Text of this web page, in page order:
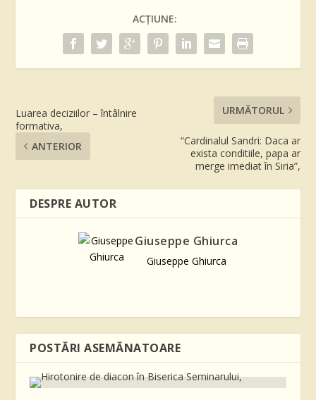
ACȚIUNE:
Luarea deciziilor – întâlnire
formativa,
ANTERIOR
URMĂTORUL
“Cardinalul Sandri: Daca ar
exista conditiile, papa ar
merge imediat în Siria”,
DESPRE AUTOR
Giuseppe Ghiurca
Giuseppe Ghiurca
POSTĂRI ASEMĂNATOARE